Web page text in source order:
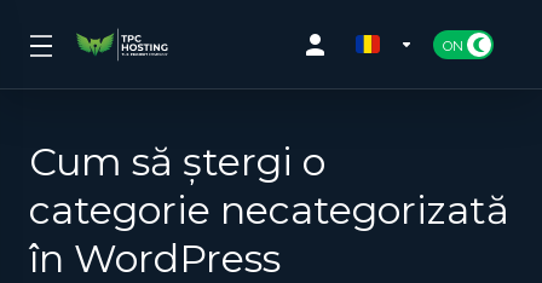
Cum să ștergi o
categorie necategorizată
în WordPress